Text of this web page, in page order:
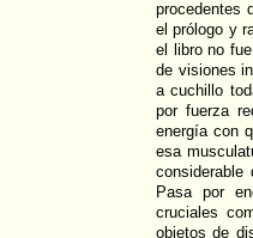
procedentes
el prólogo y
el libro no
de visiones
a cuchillo
por fuerza
energía con
esa
Pasa por
cruciales
objetos de